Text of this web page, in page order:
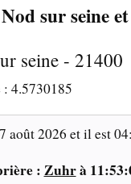
sur seine
seine - 21400
: 4.5730185
7 août 2026 et il est
:Zuhrà